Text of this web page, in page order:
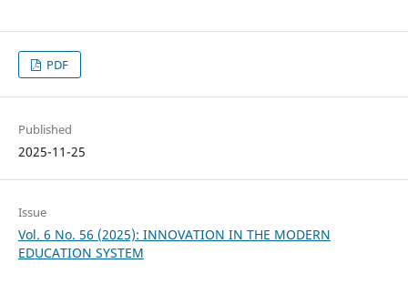
PDF
Published
2025-11-25
Issue
Vol. 6 No. 56 (2025): INNOVATION IN THE MODERN
EDUCATION SYSTEM